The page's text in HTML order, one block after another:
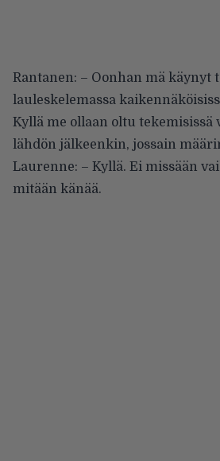
Rantanen: – Oonhan mä käynyt
lauleskelemassa
Kyllä me ollaan oltu tekemisissä
lähdön jälkeenkin, jossain
Laurenne: – Kyllä. Ei missään
mitään känää.